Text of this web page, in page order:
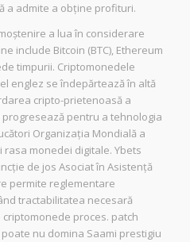
a admite a obține profituri.
a lua în considerare
include Bitcoin (BTC), Ethereum
timpurii. Criptomonedele
englez se îndepărtează în altă
cripto-prietenoasă a
pentru a tehnologia
Organizația Mondială a
monedei digitale. Ybets
de jos Asociat în Asistență
permite reglementare
tractabilitatea necesară
proces. patch
nu domina Saami prestigiu